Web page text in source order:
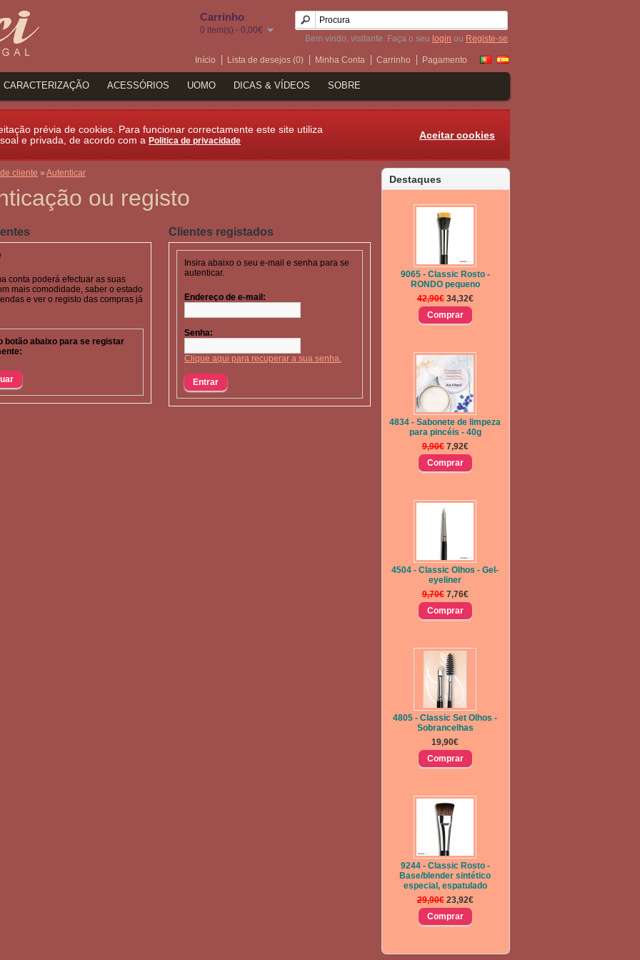
Carrinho
0 item(s) - 0,00€
Bem vindo, visitante. Faça o seu login ou Registe-se.
Início Lista de desejos (0) Minha Conta Carrinho Pagamento
CARACTERIZAÇÃO ACESSÓRIOS UOMO DICAS & VÍDEOS SOBRE
Aceitar cookies
prévia de cookies. Para funcionar correctamente este site utiliza
e privada, de acordo com a Politica de privacidade
Destaques
9065 - Classic Rosto -
RONDO pequeno
42,90€ 34,32€
4834 - Sabonete de limpeza
para pincéis - 40g
9,90€ 7,92€
4504 - Classic Olhos - Gel-
eyeliner
9,70€ 7,76€
4805 - Classic Set Olhos -
Sobrancelhas
19,90€
9244 - Classic Rosto -
Base/blender sintético
especial, espatulado
29,90€ 23,92€
cliente » Autenticar
ou registo
conta poderá efectuar as suas
mais comodidade, saber o estado
e ver o registo das compras já
botão abaixo para se registar
Clientes registados
Insira abaixo o seu e-mail e senha para se
autenticar.
Endereço de e-mail:
Senha:
Clique aqui para recuperar a sua senha.